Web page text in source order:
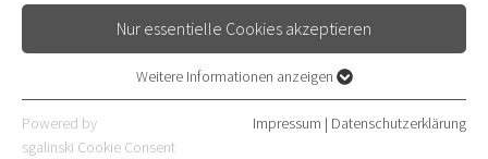
Röntgenstraße 1
69126 Heidelberg
E-Mail
06221 396-1301
Nur essentielle Cookies akzeptieren
Essentielle Cookies werden für grundlegende Funktionen der
Webseite benötigt. Dadurch ist gewährleistet, dass die Webseite
Weitere Informationen anzeigen
Powered by
sgalinski Cookie Consent
Impressum | Datenschutzerklärung